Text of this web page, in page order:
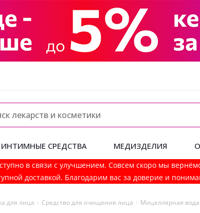
ИНТИМНЫЕ СРЕДСТВА МЕДИЗДЕЛИЯ
в связи с улучшением. Совсем скоро мы
доставкой. Благодарим вас за доверие и
для лица - Средство для очищения лица - Мицеллярная вода